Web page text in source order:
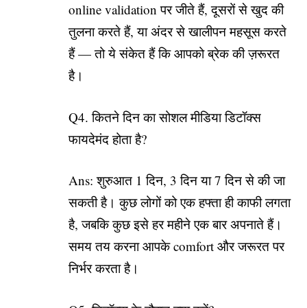
online validation पर जीते हैं, दूसरों से खुद की
तुलना करते हैं, या अंदर से खालीपन महसूस करते
हैं — तो ये संकेत हैं कि आपको ब्रेक की ज़रूरत
है।
Q4. कितने दिन का सोशल मीडिया डिटॉक्स
फायदेमंद होता है?
Ans: शुरुआत 1 दिन, 3 दिन या 7 दिन से की जा
सकती है। कुछ लोगों को एक हफ्ता ही काफी लगता
है, जबकि कुछ इसे हर महीने एक बार अपनाते हैं।
समय तय करना आपके comfort और जरूरत पर
निर्भर करता है।